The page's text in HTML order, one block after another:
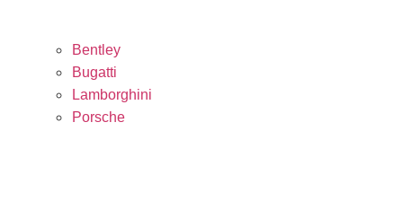
Bentley
Bugatti
Lamborghini
Porsche